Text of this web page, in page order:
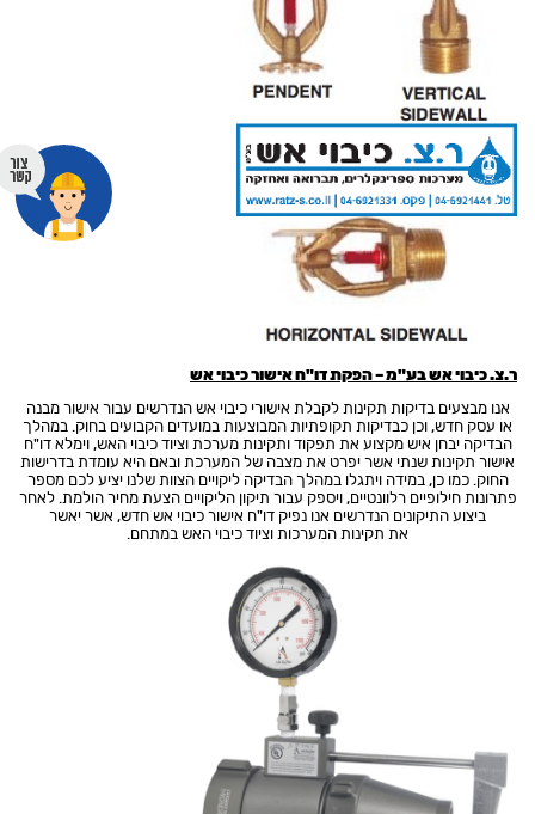
ר.צ. כיבוי אש בע"מ – הפקת דו"ח אישור כיבוי אש
אנו מבצעים בדיקות תקינות לקבלת אישורי כיבוי אש הנדרשים עבור אישור מבנה
או עסק חדש, וכן כבדיקות תקופתיות המבוצעות במועדים הקבועים בחוק. במהלך
הבדיקה יבחן איש מקצוע את תפקוד ותקינות מערכת וציוד כיבוי האש, וימלא דו"ח
אישור תקינות שנתי אשר יפרט את מצבה של המערכת ובאם היא עומדת בדרישות
החוק. כמו כן, במידה ויתגלו במהלך הבדיקה ליקויים הצוות שלנו יציע לכם מספר
פתרונות חילופיים רלוונטיים, ויספק עבור תיקון הליקויים הצעת מחיר הולמת. לאחר
ביצוע התיקונים הנדרשים אנו נפיק דו"ח אישור כיבוי אש חדש, אשר יאשר
את תקינות המערכות וציוד כיבוי האש במתחם.